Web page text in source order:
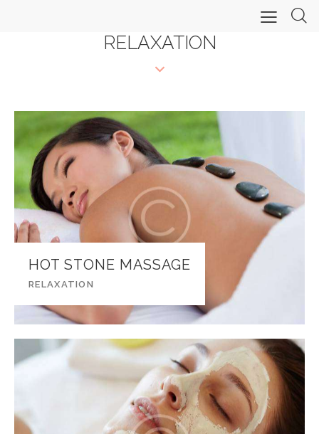
RELAXATION
HOT STONE MASSAGE
RELAXATION